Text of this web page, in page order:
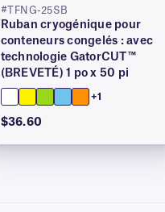
#TFNG-25SB
Ruban cryogénique pour
conteneurs congelés : avec
technologie GatorCUT™
(BREVETÉ) 1 po x 50 pi
+1
$36.60